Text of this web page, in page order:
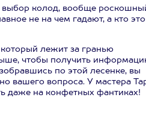
выбор колод, вообще
не на чем гадают, а кто это
лежит за гранью
чтобы получить
по этой лесенке, вы
вашего вопроса. У мастера
даже на конфетных фантиках!